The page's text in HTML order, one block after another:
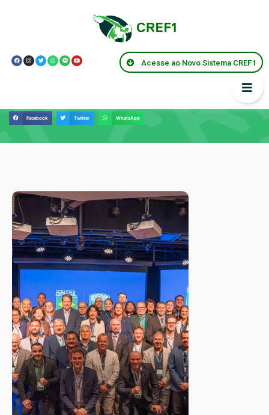
Acesse ao Novo Sistema CREF1
Facebook Twitter WhatsApp